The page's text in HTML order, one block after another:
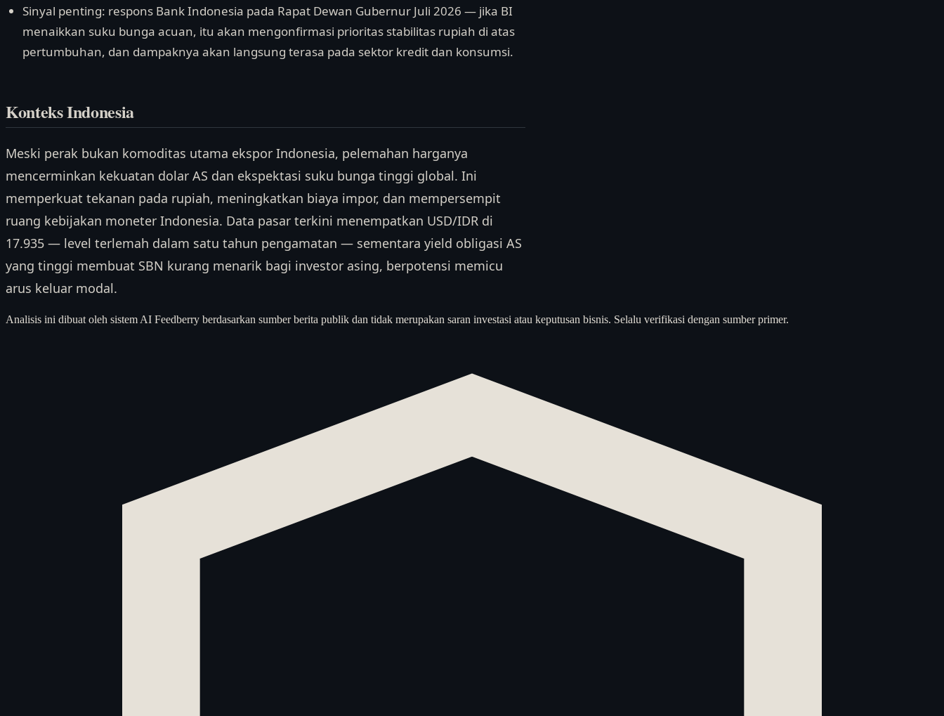
Sinyal penting: respons Bank Indonesia pada Rapat Dewan Gubernur Juli 2026 — jika BI
menaikkan suku bunga acuan, itu akan mengonfirmasi prioritas stabilitas rupiah di atas
pertumbuhan, dan dampaknya akan langsung terasa pada sektor kredit dan konsumsi.
Konteks Indonesia
Meski perak bukan komoditas utama ekspor Indonesia, pelemahan harganya
mencerminkan kekuatan dolar AS dan ekspektasi suku bunga tinggi global. Ini
memperkuat tekanan pada rupiah, meningkatkan biaya impor, dan mempersempit
ruang kebijakan moneter Indonesia. Data pasar terkini menempatkan USD/IDR di
17.935 — level terlemah dalam satu tahun pengamatan — sementara yield obligasi AS
yang tinggi membuat SBN kurang menarik bagi investor asing, berpotensi memicu
arus keluar modal.
Analisis ini dibuat oleh sistem AI Feedberry berdasarkan sumber berita publik dan tidak merupakan saran investasi atau keputusan bisnis. Selalu verifikasi dengan sumber primer.